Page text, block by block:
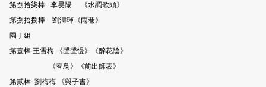
第捌拾柒棒 李昊陽 《水調歌頭》
第捌拾捌棒 劉濤琿《雨巷》
園丁組
第壹棒 王雪梅 《聲聲慢》《醉花陰》
《春鳥》《前出師表》
第貳棒 劉梅梅 《與子書》